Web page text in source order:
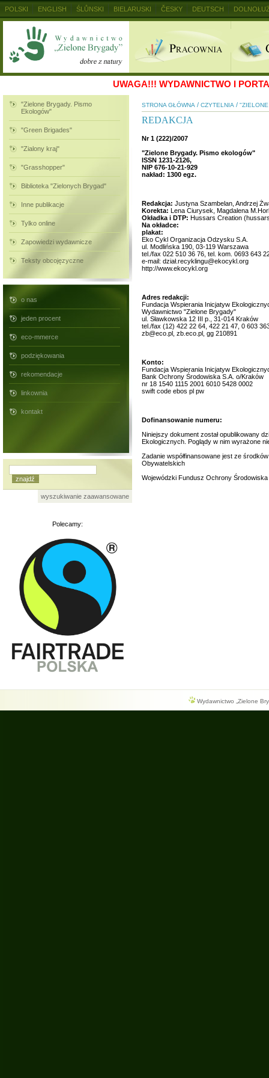
UWAGA!!! WYDAWNICTWO I
"Zielone Brygady. Pismo
Ekologów"
"Green Brigades"
"Zialony kraj"
"Grasshopper"
Biblioteka "Zielonych Brygad"
Inne publikacje
Tylko online
Zapowiedzi wydawnicze
Teksty obcojęzyczne
o nas
jeden procent
eco-mmerce
podziękowania
rekomendacje
linkownia
kontakt
wyszukiwanie zaawansowane
Polecamy:
STRONA GŁÓWNA / CZYTELNIA /
REDAKCJA
Nr 1 (222)/2007
"Zielone Brygady. Pismo ekologów"
ISSN 1231-2126,
NIP 676-10-21-929
nakład: 1300 egz.
Redakcja: Justyna Szambelan, Andrzej
Korekta: Lena Ciurysek, Magdalena
Okładka i DTP: Hussars Creation
Na okładce:
plakat:
Eko Cykl Organizacja Odzysku S.A.
ul. Modlińska 190, 03-119 Warszawa
tel./fax 022 510 36 76, tel. kom. 0693 643
e-mail: dział.recyklingu@ekocykl.org
http://www.ekocykl.org
Adres redakcji:
Fundacja Wspierania Inicjatyw
Wydawnictwo "Zielone Brygady"
ul. Sławkowska 12 III p., 31-014 Kraków
tel./fax (12) 422 22 64, 422 21 47, 0 603
zb@eco.pl, zb.eco.pl, gg 210891
Konto:
Fundacja Wspierania Inicjatyw
Bank Ochrony Środowiska S.A. o/Kraków
nr 18 1540 1115 2001 6010 5428 0002
swift code ebos pl pw
Dofinansowanie numeru:
Niniejszy dokument został opublikowany
Ekologicznych. Poglądy w nim wyrażone
Zadanie współfinansowane jest ze
Obywatelskich
Wojewódzki Fundusz Ochrony
Wydawnictwo „Zielone
POLSKI ENGLISH ŚLŮNSKI BIELARUSKI ČESKY DEUTSCH